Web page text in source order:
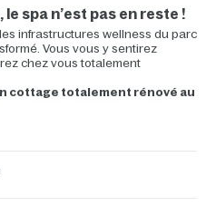
spa n’est pas en reste !
infrastructures wellness du parc
Vous vous y sentirez
chez vous totalement
cottage totalement rénové au